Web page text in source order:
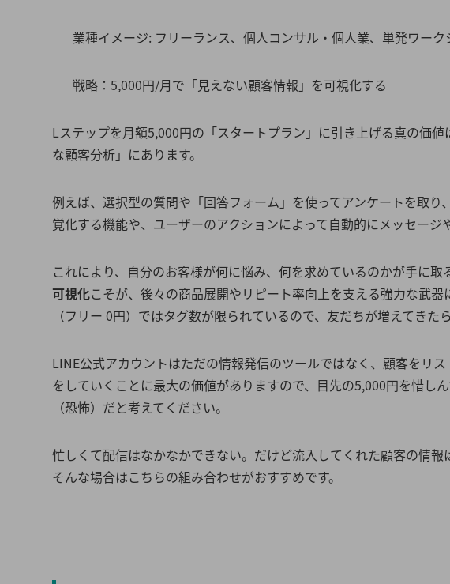
業種イメージ: フリーランス、個人コンサル・個人業、単発ワー
戦略：5,000円/月で「見えない顧客情報」を可視化する
Lステップを月額5,000円の「スタートプラン」に引き上げる真の価
な顧客分析」にあります。
例えば、選択型の質問や「回答フォーム」を使ってアンケートを取
覚化する機能や、ユーザーのアクションによって自動的にメッセー
これにより、自分のお客様が何に悩み、何を求めているのかが手に
可視化こそが、後々の商品展開やリピート率向上を支える強力な武
（フリー 0円）ではタグ数が限られているので、友だちが増えてきた
LINE公式アカウントはただの情報発信のツールではなく、顧客をリ
をしていくことに最大の価値がありますので、目先の5,000円を惜し
（恐怖）だと考えてください。
忙しくて配信はなかなかできない。だけど流入してくれた顧客の情
そんな場合はこちらの組み合わせがおすすめです。